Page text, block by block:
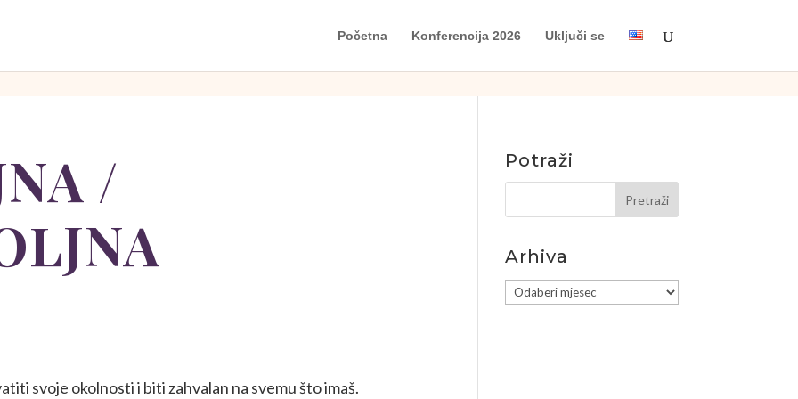
Početna Konferencija 2026 Uključi se
/
svoje okolnosti i biti zahvalan na svemu što imaš.
Potraži
Arhiva
Arhiva